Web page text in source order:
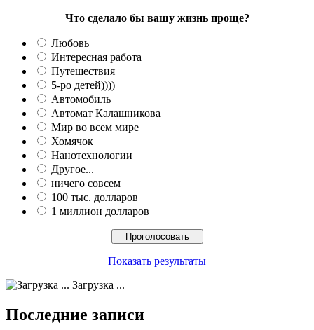
Что сделало бы вашу жизнь проще?
Любовь
Интересная работа
Путешествия
5-ро детей))))
Автомобиль
Автомат Калашникова
Мир во всем мире
Хомячок
Нанотехнологии
Другое...
ничего совсем
100 тыс. долларов
1 миллион долларов
Показать результаты
Загрузка ...
Последние записи